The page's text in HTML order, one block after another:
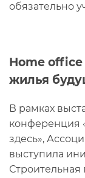
обязательно
Home office
жилья
В рамках
конференция
здесь»,
выступила
Строительная